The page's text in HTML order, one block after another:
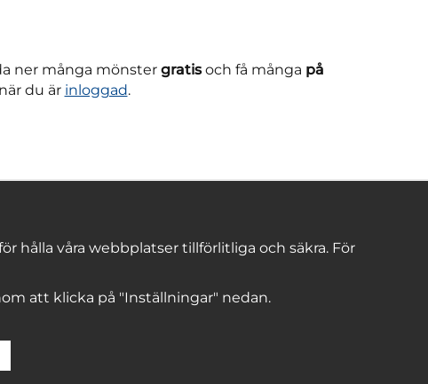
ner många mönster gratisoch få många på
du är inloggad.
hålla våra webbplatser tillförlitliga och säkra. För
att klicka på "Inställningar" nedan.